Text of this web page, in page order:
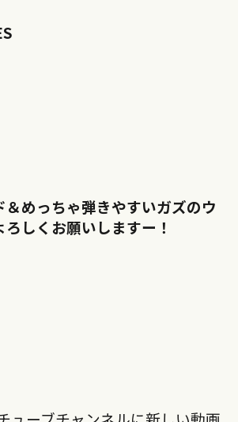
めっちゃ弾きやすいガズのウ
しくお願いしますー！